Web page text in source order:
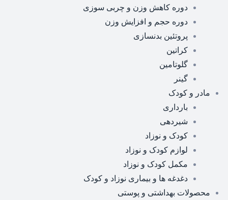
دوره کاهش وزن و چربی سوزی
دوره حجم و افزایش وزن
پروتئین بدنسازی
کراتین
گلوتامین
گینر
مادر و کودک
بارداری
شیردهی
کودک و نوزاد
لوازم کودک و نوزاد
مکمل کودک و نوزاد
دغدغه ها و بیماری نوزاد و کودک
محصولات بهداشتی و پوستی